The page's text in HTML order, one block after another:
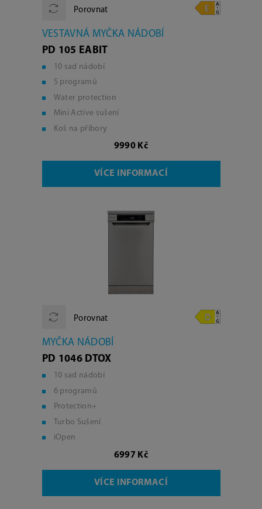
Porovnat
VESTAVNÁ MYČKA NÁDOBÍ
PD 105 EABIT
10 sad nádobí
5 programů
Water protection
Mini Active sušení
Koš na příbory
9990 Kč
VÍCE INFORMACÍ
Porovnat
MYČKA NÁDOBÍ
PD 1046 DTOX
10 sad nádobí
6 programů
Protection+
Turbo Sušení
iOpen
6997 Kč
VÍCE INFORMACÍ